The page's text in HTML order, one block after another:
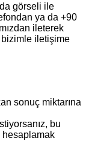
görseli ile
ya da +90
ileterek
bizimle iletişime
sonuç miktarına
bu
hesaplamak